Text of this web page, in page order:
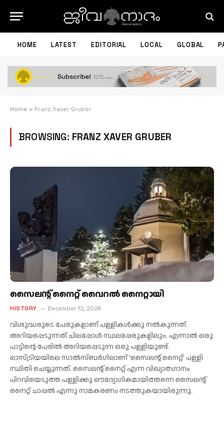
HOME LATEST EDITORIAL LOCAL GLOBAL
Home » Franz Xaver Gruber
BROWSING: FRANZ XAVER GRUBER
സൈലന്റ് നൈറ്റ് വൈറൽ നൈറ്റായി
HISTORY December 12, 2024
വിശുദ്ധരുടെ പേരുകളാണ് പള്ളികള്‍ക്കു നല്‍കുന്നത്.
അറിയപ്പെടുന്നത് ചിലപ്പോള്‍ സ്ഥലപ്പേരുകളിലും. എന്നാല്‍ ഒരു
പാട്ടിന്റെ പേരില്‍ അറിയപ്പെടുന്ന ഒരു പള്ളിയുണ്ട്.
ഓസ്ട്രിയയിലെ സാല്‍സ്ബര്‍ഗിലാണ് ‘സൈലന്റ് നൈറ്റ്’ പള്ളി
സ്ഥിതി ചെയ്യുന്നത്. സൈലന്റ് നൈറ്റ് എന്ന വിഖ്യാതഗാനം
പിറവിയെടുത്ത പള്ളിക്കു ഔദ്യോഗികമായിത്തന്നെ സൈലന്റ്
നൈറ്റ് ചാപ്പല്‍ എന്നു നാമകരണം നടത്തുകയായിരുന്നു.